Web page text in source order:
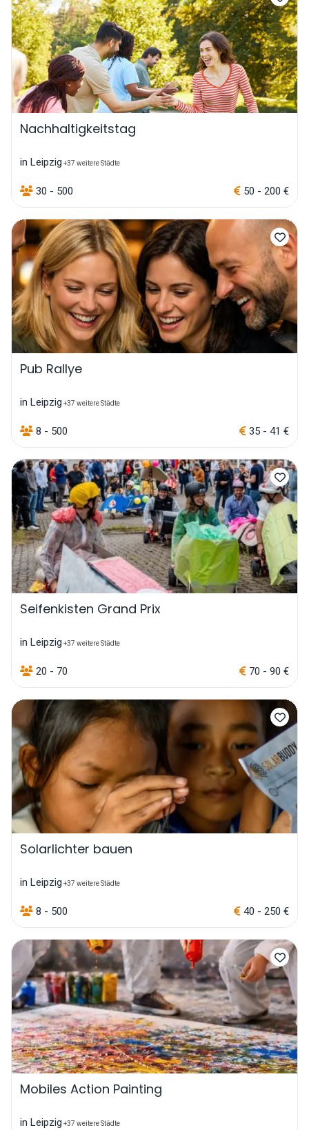
Nachhaltigkeitstag
in Leipzig +37 weitere Städte
30 - 500 50 - 200 €
Pub Rallye
in Leipzig +37 weitere Städte
8 - 500 35 - 41 €
Seifenkisten Grand Prix
in Leipzig +37 weitere Städte
20 - 70 70 - 90 €
Solarlichter bauen
in Leipzig +37 weitere Städte
8 - 500 40 - 250 €
Mobiles Action Painting
in Leipzig +37 weitere Städte